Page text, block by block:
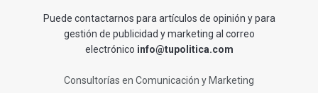
Puede contactarnos para artículos de opinión y para
gestión de publicidad y marketing al correo
electrónico info@tupolitica.com
Consultorías en Comunicación y Marketing